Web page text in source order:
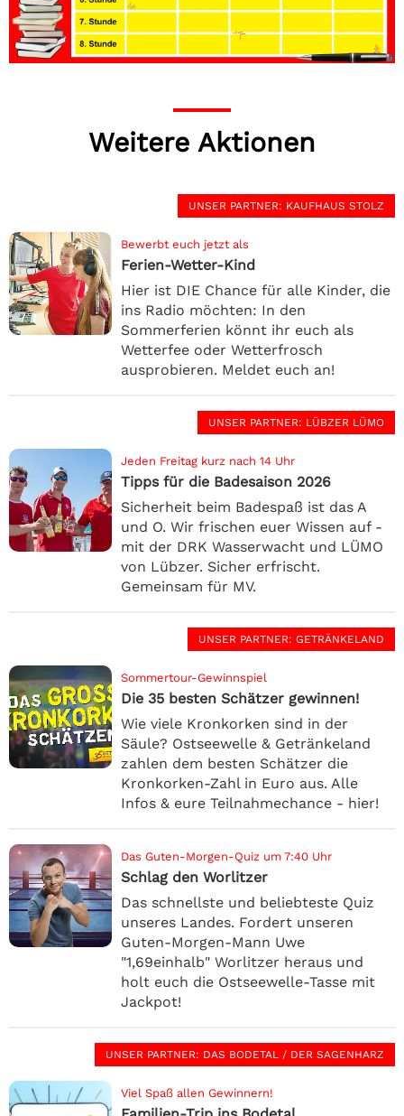
Weitere Aktionen
UNSER PARTNER: KAUFHAUS STOLZ
Bewerbt euch jetzt als
Ferien-Wetter-Kind
Hier ist DIE Chance für alle Kinder, die
ins Radio möchten: In den
Sommerferien könnt ihr euch als
Wetterfee oder Wetterfrosch
ausprobieren. Meldet euch an!
UNSER PARTNER: LÜBZER LÜMO
Jeden Freitag kurz nach 14 Uhr
Tipps für die Badesaison 2026
Sicherheit beim Badespaß ist das A
und O. Wir frischen euer Wissen auf -
mit der DRK Wasserwacht und LÜMO
von Lübzer. Sicher erfrischt.
Gemeinsam für MV.
UNSER PARTNER: GETRÄNKELAND
Sommertour-Gewinnspiel
Die 35 besten Schätzer gewinnen!
Wie viele Kronkorken sind in der
Säule? Ostseewelle & Getränkeland
zahlen dem besten Schätzer die
Kronkorken-Zahl in Euro aus. Alle
Infos & eure Teilnahmechance - hier!
Das Guten-Morgen-Quiz um 7:40 Uhr
Schlag den Worlitzer
Das schnellste und beliebteste Quiz
unseres Landes. Fordert unseren
Guten-Morgen-Mann Uwe
"1,69einhalb" Worlitzer heraus und
holt euch die Ostseewelle-Tasse mit
Jackpot!
UNSER PARTNER: DAS BODETAL / DER SAGENHARZ
Viel Spaß allen Gewinnern!